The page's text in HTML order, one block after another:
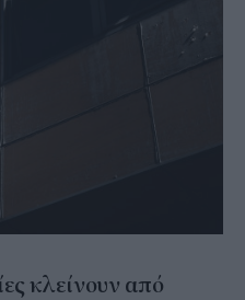
κλείνουν από